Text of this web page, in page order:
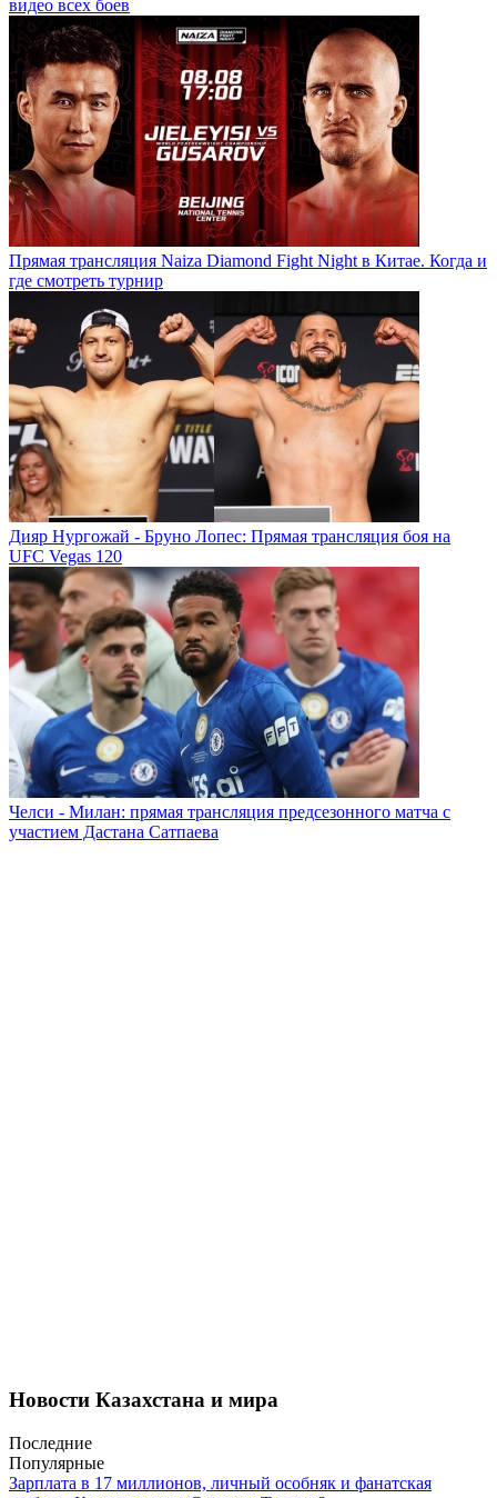
видео всех боев
Прямая трансляция Naiza Diamond Fight Night в Китае. Когда и
где смотреть турнир
Дияр Нургожай - Бруно Лопес: Прямая трансляция боя на
UFC Vegas 120
Челси - Милан: прямая трансляция предсезонного матча с
участием Дастана Сатпаева
Новости Казахстана и мира
Последние
Популярные
Зарплата в 17 миллионов, личный особняк и фанатская